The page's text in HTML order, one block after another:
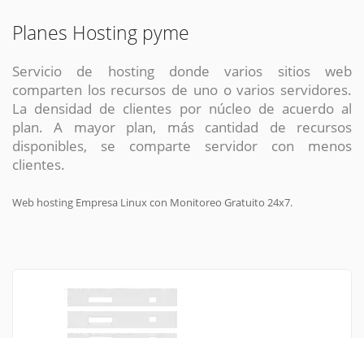
Planes Hosting pyme
Servicio de hosting donde varios sitios web
comparten los recursos de uno o varios servidores.
La densidad de clientes por núcleo de acuerdo al
plan. A mayor plan, más cantidad de recursos
disponibles, se comparte servidor con menos
clientes.
Web hosting Empresa Linux con Monitoreo Gratuito 24x7.